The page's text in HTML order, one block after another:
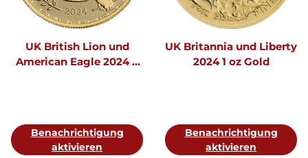
UK British Lion und
American Eagle 2024 1.
Benachrichtigung
aktivieren
UK Britannia und Liberty
2024 1 oz Gold
Benachrichtigung
aktivieren